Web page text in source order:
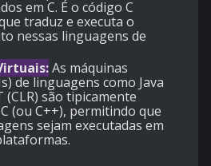
em C. É o código C
traduz e executa o
nessas linguagens de
As máquinas
de linguagens como Java
(CLR) são tipicamente
(ou C++), permitindo que
sejam executadas em